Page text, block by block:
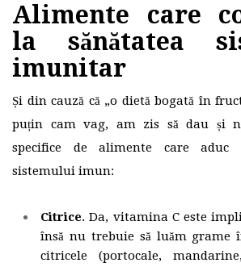
Alimente care
la sănătatea
imunitar
Și din cauză că „o dietă bogată în
puțin cam vag, am zis să dau și
specifice de alimente care aduc
sistemului imun:
Citrice. Da, vitamina C este
însă nu trebuie să luăm grame
citricele (portocale,